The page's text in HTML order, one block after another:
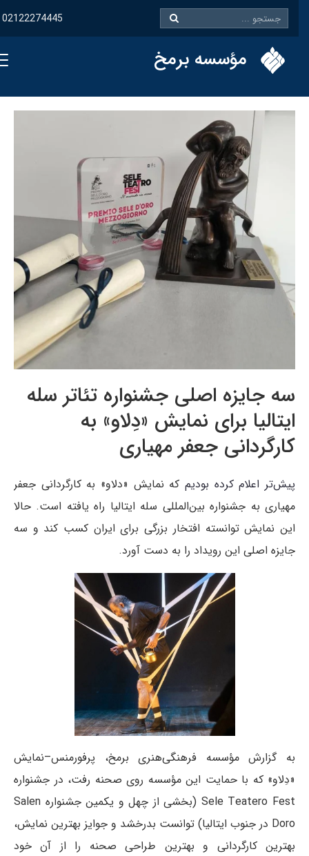
02122274445
مؤسسه برمخ
سه جایزه اصلی جشنواره تئاتر سله
ایتالیا برای نمایش «دِلاو» به
کارگردانی جعفر مهیاری
پیش‌تر اعلام کرده بودیمکه نمایش «دلاو» به کارگردانی جعفر
مهیاری به جشنواره بین‌المللی سله ایتالیا راه یافته است. حالا
این نمایش توانسته افتخار بزرگی برای ایران کسب کند و سه
جایزه اصلی این رویداد را به دست آورد.
به گزارش مؤسسه فرهنگی‌هنری برمخ، پرفورمنس–نمایش
«دِلاو» که با حمایت این مؤسسه روی صحنه رفت، در جشنواره
Sele Teatero Fest (بخشی از چهل و یکمین جشنواره Salen
Doro در جنوب ایتالیا) توانست بدرخشد و جوایز بهترین نمایش،
بهترین کارگردانی و بهترین طراحی صحنه را از آن خود